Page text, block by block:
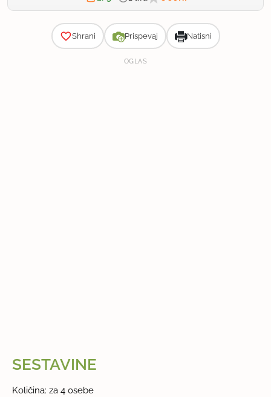
Shrani Prispevaj Natisni
OGLAS
SESTAVINE
Količina: za 4 osebe